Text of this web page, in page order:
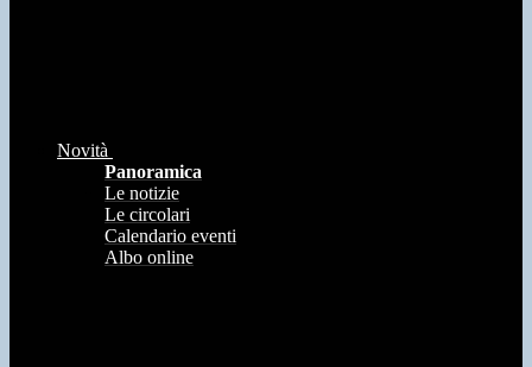
Novità
Panoramica
Le notizie
Le circolari
Calendario eventi
Albo online